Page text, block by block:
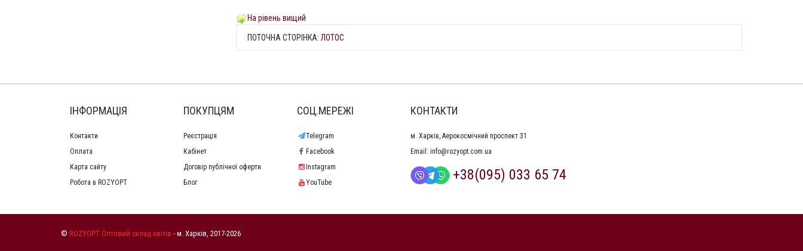
На рівень вищий
ПОТОЧНА СТОРІНКА: ЛОТОС
ІНФОРМАЦІЯ
Контакти
Оплата
Карта сайту
Робота в ROZYOPT
ПОКУПЦЯМ
Реєстрація
Кабінет
Договір публічної оферти
Блог
СОЦ.МЕРЕЖІ
Telegram
Facebook
Instagram
YouTube
КОНТАКТИ
м. Харків, Аерокосмічний проспект 31
Email: info@rozyopt.com.ua
+38(095) 033 65 74
© ROZYOPT Оптовий склад квітів - м. Харків, 2017-2026